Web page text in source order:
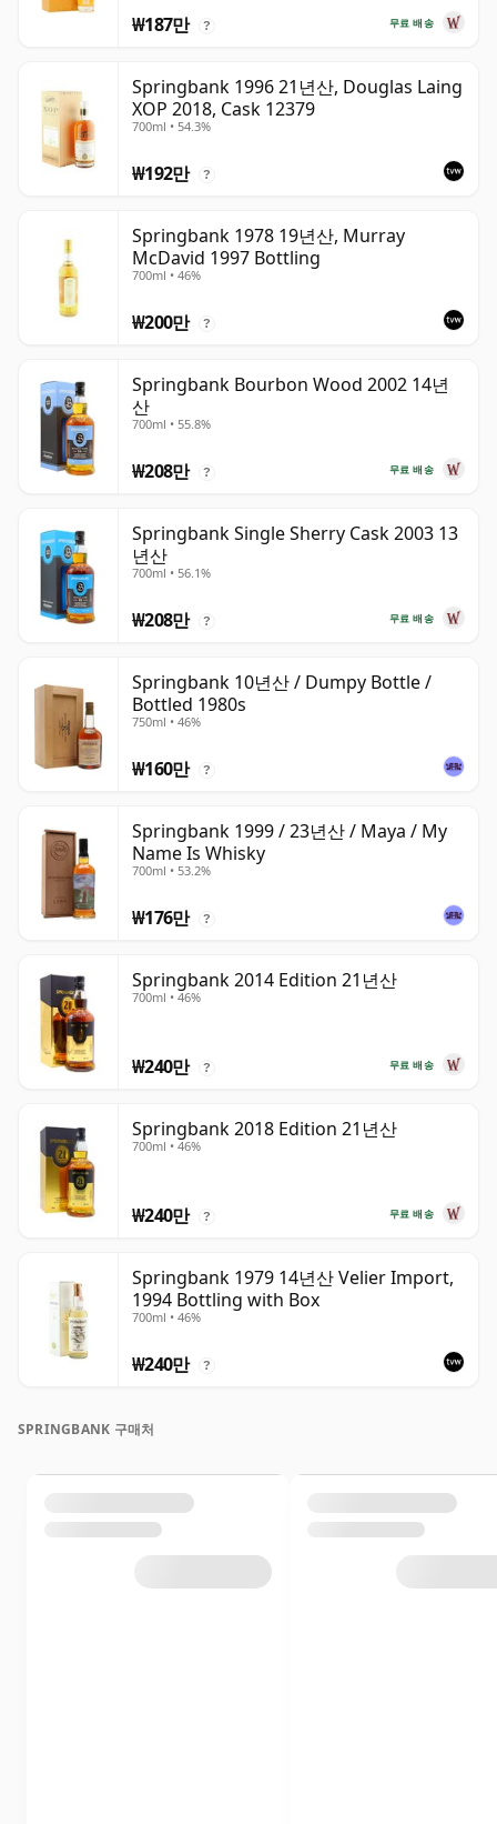
무료 배송
₩187만 ?
Springbank 1996 21년산, Douglas Laing
XOP 2018, Cask 12379
700ml • 54.3%
₩192만 ?
Springbank 1978 19년산, Murray
McDavid 1997 Bottling
700ml • 46%
₩200만 ?
Springbank Bourbon Wood 2002 14년
산
700ml • 55.8%
무료 배송
₩208만 ?
Springbank Single Sherry Cask 2003 13
년산
700ml • 56.1%
무료 배송
₩208만 ?
Springbank 10년산 / Dumpy Bottle /
Bottled 1980s
750ml • 46%
₩160만 ?
Springbank 1999 / 23년산 / Maya / My
Name Is Whisky
700ml • 53.2%
₩176만 ?
Springbank 2014 Edition 21년산
700ml • 46%
무료 배송
₩240만 ?
Springbank 2018 Edition 21년산
700ml • 46%
무료 배송
₩240만 ?
Springbank 1979 14년산 Velier Import,
1994 Bottling with Box
700ml • 46%
₩240만 ?
SPRINGBANK 구매처